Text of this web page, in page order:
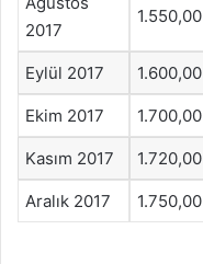
2017
1.550,00
Eylül 2017 1.600,00
Ekim 2017 1.700,00
Kasım 2017 1.720,00
Aralık 2017 1.750,00